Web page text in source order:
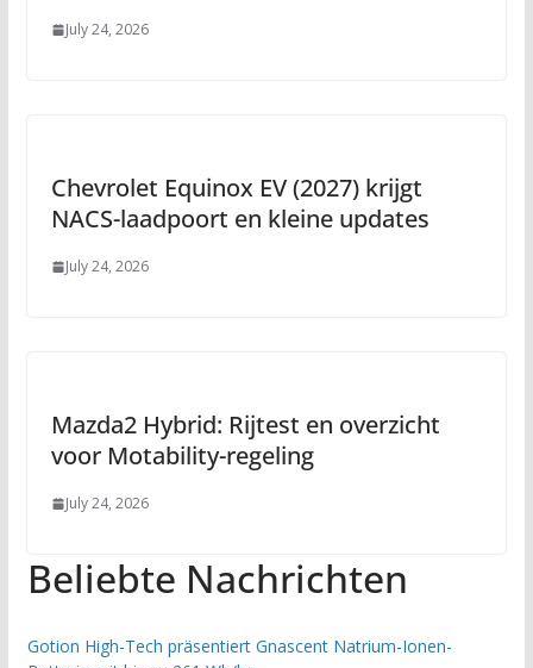
July 24, 2026
Chevrolet Equinox EV (2027) krijgt
NACS-laadpoort en kleine updates
July 24, 2026
Mazda2 Hybrid: Rijtest en overzicht
voor Motability-regeling
July 24, 2026
Beliebte Nachrichten
Gotion High-Tech präsentiert Gnascent Natrium-Ionen-